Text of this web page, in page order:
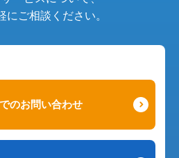
にご相談ください。
のお問い合わせ